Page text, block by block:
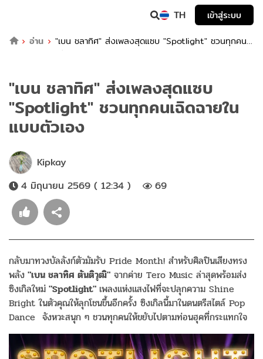
TH
เข้าสู่ระบบ
อ่าน
"เบน ชลาทิศ" ส่งเพลงสุดแซบ "Spotlight" ชวนทุกคน
เฉิดฉายในแบบตัวเอง
"เบน ชลาทิศ" ส่งเพลงสุดแซบ
"Spotlight" ชวนทุกคนเฉิดฉายใน
แบบตัวเอง
Kipkay
4 มิถุนายน 2569 ( 12:34 )
69
กลับมาทวงบัลลังก์ตัวมัมรับ Pride Month! สำหรับศิลปินเสียงทรง
พลัง "เบน ชลาทิศ ตันติวุฒิ" จากค่าย Tero Music ล่าสุดพร้อมส่ง
ซิงเกิลใหม่ "Spotlight" เพลงแห่งแสงไฟที่จะปลุกความ Shine
Bright ในตัวคุณให้ลุกโชนขึ้นอีกครั้ง ซิงเกิลนี้มาในดนตรีสไตล์ Pop
Dance จังหวะสนุก ๆ ชวนทุกคนให้ขยับไปตามท่อนฮุคที่กระแทกใจ